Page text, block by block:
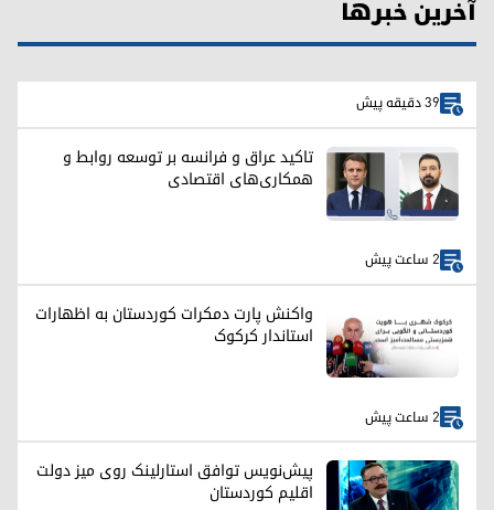
آخرین خبرها
39 دقیقه پیش
تاکید عراق و فرانسه بر توسعه روابط و
همکاری‌های اقتصادی
2 ساعت پیش
واکنش پارت دمکرات کوردستان به اظهارات
استاندار کرکوک
2 ساعت پیش
پیش‌نویس توافق استارلینک روی میز دولت
اقلیم کوردستان